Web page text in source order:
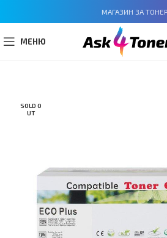
МАГАЗИН ЗА
МЕНЮ
SOLD O
UT